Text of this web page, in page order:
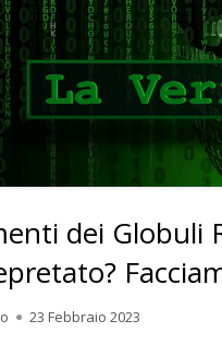
dei Globuli
Pubblicato
23 Febbraio 2023